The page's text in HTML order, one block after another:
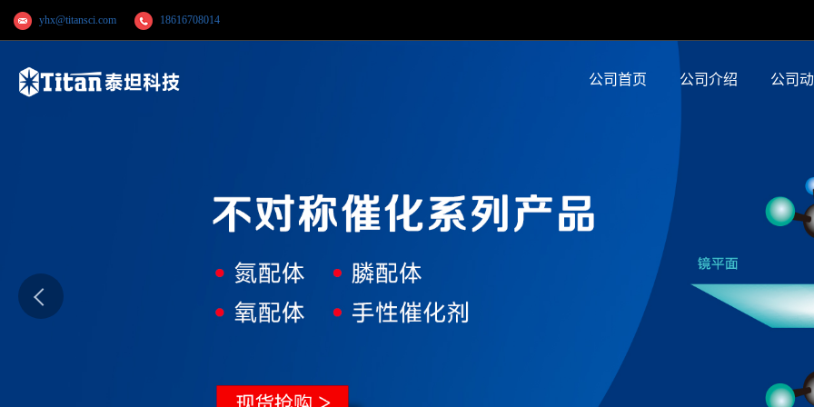
yhx@titansci.com 18616708014
公司首页 公司介绍 公司